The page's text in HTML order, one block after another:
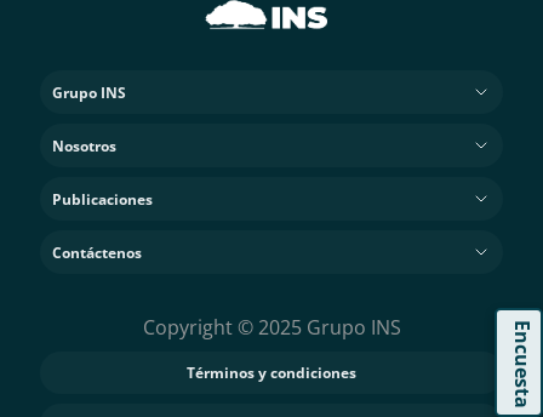
Encuesta
Grupo INS
Nosotros
Publicaciones
Contáctenos
Copyright © 2025 Grupo INS
Términos y condiciones